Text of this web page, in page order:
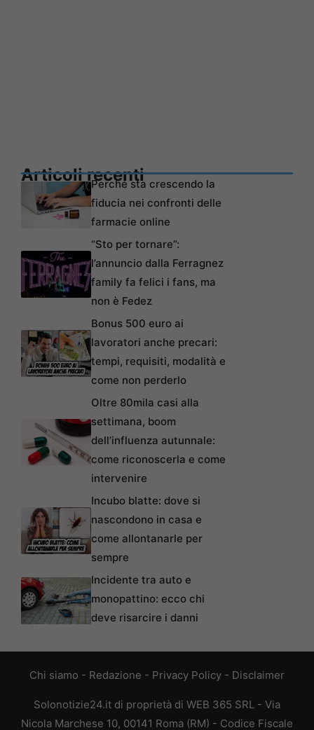
Articoli recentiPerché sta crescendo la
fiducia nei confronti delle
farmacie online
“Sto per tornare”:
l’annuncio dalla Ferragnez
family fa felici i fans, ma
non è Fedez
Bonus 500 euro ai
lavoratori anche precari:
tempi, requisiti, modalità e
come non perderlo
Oltre 80mila casi alla
settimana, boom
dell’influenza autunnale:
come riconoscerla e come
intervenire
Incubo blatte: dove si
nascondono in casa e
come allontanarle per
sempre
Incidente tra auto e
monopattino: ecco chi
deve risarcire i danni
Chi siamo - Redazione - Privacy Policy - Disclaimer
Solonotizie24.it di proprietà di WEB 365 SRL - Via
Nicola Marchese 10, 00141 Roma (RM) - Codice Fiscale